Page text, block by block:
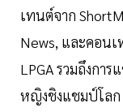
เทนต์จาก
News, และคอน
LPGA รวมถึงกา
หญิงชิงแชมป์โลก